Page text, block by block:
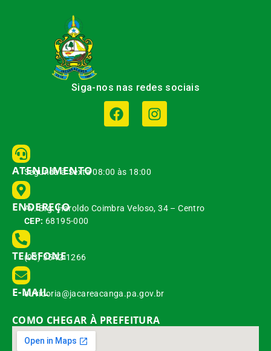
Siga-nos nas redes sociais
ATENDIMENTO
Segunda à Sexta 08:00 às 18:00
ENDEREÇO
Av. Brg. Haroldo Coimbra Veloso, 34 – Centro
CEP: 68195-000
TELEFONE
(93) 3542-1266
E-MAIL
ouvidoria@jacareacanga.pa.gov.br
COMO CHEGAR À PREFEITURA